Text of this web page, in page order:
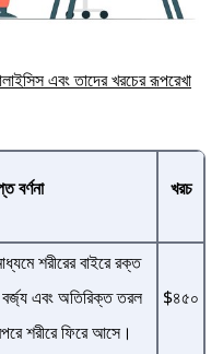
এবং তাদের খরচের রূপরেখা
বর্ণনা খরচ
শরীরের বাইরে রক্ত
এবং অতিরিক্ত তরল
শরীরে ফিরে আসে।
$৪৫০